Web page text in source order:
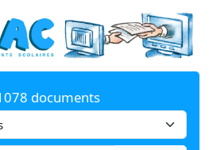
documents